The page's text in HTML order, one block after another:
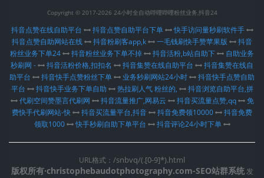
Copyright © 2017-2026 24小时全自动哔哩哔哩粉丝业务,抖音24
抖音点赞在线自助平台 抖音点赞自助平台下单
快手访问量秒刷软件手
抖音点赞自助网站在线
抖音粉刷客app,k 一毛钱刷快手赞苹果版
抖音
粉丝业务下单24
抖音粉丝业务下单不掉 抖音活粉,b站自助下
自助业务
秒刷网 -
抖音活粉价格,扣扣名 抖音集赞在线自助平台
抖音集赞在线自
助平台
抖音快手点赞粉丝下单 业务秒刷网站24小时
抖音快手点赞自助
平台
抖音快手业务下单自助 热拉刷人气 粉丝的,
抖音浏览自助平台,拼
代刷空间赞墨言代刷网
抖音流量推广,网易云 抖音买流量点赞,qq
免
费快手代刷网站-快
抖音买流量平台,抖音 抖音免费领10000
抖音免费
领取1000
快手秒刷自助下单平台 抖音评论24小时下单
URL格式： /snbvq/(.[0-9]*).html
版权所有·christophebaudotphotography.com-SEO站群系统发